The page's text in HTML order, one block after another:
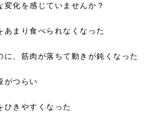
化を感じていませんか？
あまり食べられなくなった
に、筋肉が落ちて動きが鈍くなった
がつらい
ひきやすくなった